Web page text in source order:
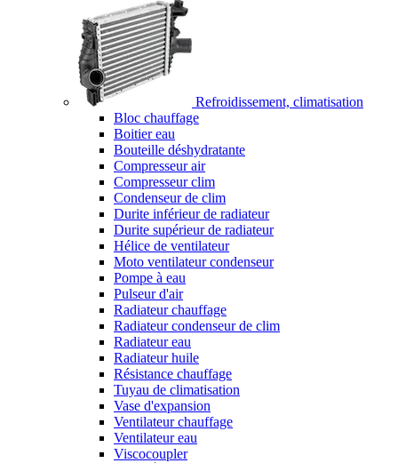
Refroidissement, climatisation
Bloc chauffage
Boitier eau
Bouteille déshydratante
Compresseur air
Compresseur clim
Condenseur de clim
Durite inférieur de radiateur
Durite supérieur de radiateur
Hélice de ventilateur
Moto ventilateur condenseur
Pompe à eau
Pulseur d'air
Radiateur chauffage
Radiateur condenseur de clim
Radiateur eau
Radiateur huile
Résistance chauffage
Tuyau de climatisation
Vase d'expansion
Ventilateur chauffage
Ventilateur eau
Viscocoupler